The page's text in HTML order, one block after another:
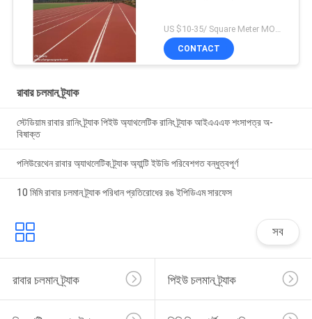
US $10-35/ Square Meter MOQ:/
CONTACT
রাবার চলমান ট্র্যাক
স্টেডিয়াম রাবার রানিং ট্র্যাক পিইউ অ্যাথলেটিক রানিং ট্র্যাক আইএএএফ শংসাপত্র অ-
বিষাক্ত
পলিউরেথেন রাবার অ্যাথলেটিক ট্র্যাক অ্যান্টি ইউভি পরিবেশগত বন্ধুত্বপূর্ণ
10 মিমি রাবার চলমান ট্র্যাক পরিধান প্রতিরোধের রঙ ইপিডিএম সারফেস
সব
রাবার চলমান ট্র্যাক পিইউ চলমান ট্র্যাক